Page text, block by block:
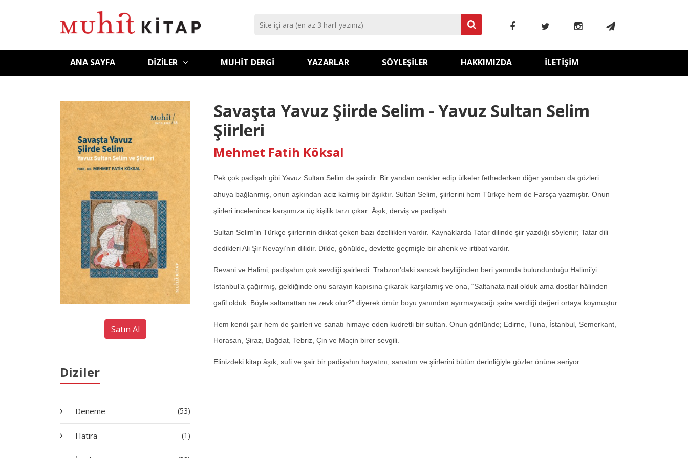
ANA SAYFA DIZILER MUHIT DERGI YAZARLAR SÖYLEŞILER HAKKIMIZDA İLETIŞIM
Satın Al
Diziler
Deneme (53)
Hatıra (1)
Savaşta Yavuz Şiirde Selim - Yavuz Sultan Selim
Şiirleri
Mehmet Fatih Köksal
Pek çok padişah gibi Yavuz Sultan Selim de şairdir. Bir yandan cenkler edip ülkeler fethederken diğer yandan da gözleri
ahuya bağlanmış, onun aşkından aciz kalmış bir âşıktır. Sultan Selim, şiirlerini hem Türkçe hem de Farsça yazmıştır. Onun
şiirleri incelenince karşımıza üç kişilik tarzı çıkar: Âşık, derviş ve padişah.
Sultan Selim’in Türkçe şiirlerinin dikkat çeken bazı özellikleri vardır. Kaynaklarda Tatar dilinde şiir yazdığı söylenir; Tatar dili
dedikleri Ali Şir Nevayi’nin dilidir. Dilde, gönülde, devlette geçmişle bir ahenk ve irtibat vardır.
Revani ve Halimi, padişahın çok sevdiği şairlerdi. Trabzon’daki sancak beyliğinden beri yanında bulundurduğu Halimi’yi
İstanbul’a çağırmış, geldiğinde onu sarayın kapısına çıkarak karşılamış ve ona, “Saltanata nail olduk ama dostlar hâlinden
gafil olduk. Böyle saltanattan ne zevk olur?” diyerek ömür boyu yanından ayırmayacağı şaire verdiği değeri ortaya koymuştur.
Hem kendi şair hem de şairleri ve sanatı himaye eden kudretli bir sultan. Onun gönlünde; Edirne, Tuna, İstanbul, Semerkant,
Horasan, Şiraz, Bağdat, Tebriz, Çin ve Maçin birer sevgili.
Elinizdeki kitap âşık, sufi ve şair bir padişahın hayatını, sanatını ve şiirlerini bütün derinliğiyle gözler önüne seriyor.